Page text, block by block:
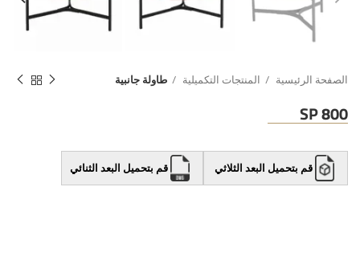
الصفحة الرئيسية المنتجات التكميلية طاولة جانبية
SP 800
قم بتحميل البعد الثلاثي قم بتحميل البعد الثنائي